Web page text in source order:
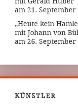
am 21. September
„Heute kein
mit Johann von
am 26. September
KÜNSTLER